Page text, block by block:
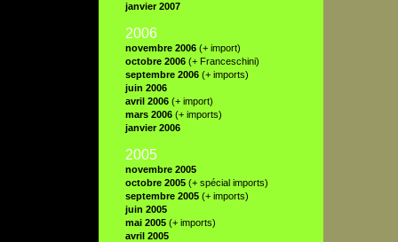
janvier 2007
2006
novembre 2006(+ import)
octobre 2006 (+ Franceschini)
septembre 2006 (+ imports)
juin 2006
avril 2006 (+ import)
mars 2006 (+ imports)
janvier 2006
2005
novembre 2005
octobre 2005(+ spécial imports)
septembre 2005(+ imports)
juin 2005
mai 2005(+ imports)
avril 2005